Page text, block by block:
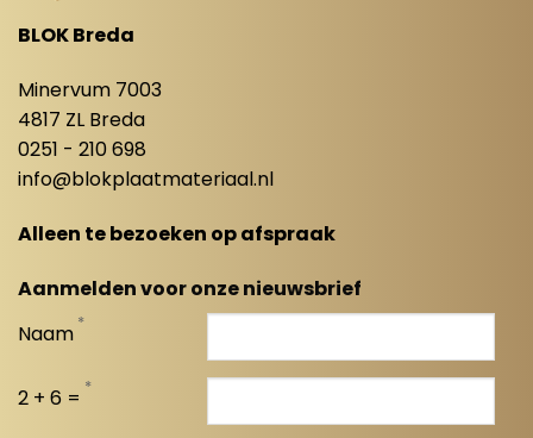
BLOK Breda
Minervum 7003
4817 ZL Breda
0251 - 210 698
info@blokplaatmateriaal.nl
Alleen te bezoeken op afspraak
Aanmelden voor onze nieuwsbrief
Naam *
2 + 6 = *